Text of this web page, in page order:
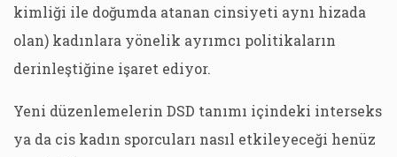
kimliği ile doğumda atanan cinsiyeti aynı hizada
olan) kadınlara yönelik ayrımcı politikaların
derinleştiğine işaret ediyor.
Yeni düzenlemelerin DSD tanımı içindeki interseks
ya da cis kadın sporcuları nasıl etkileyeceği henüz